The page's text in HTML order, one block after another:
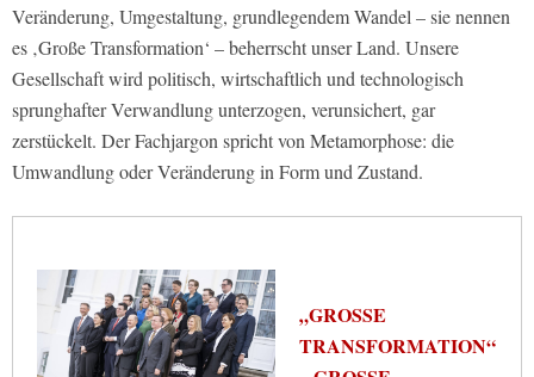
Veränderung, Umgestaltung, grundlegendem Wandel – sie nennen
es ‚Große Transformation‘ – beherrscht unser Land. Unsere
Gesellschaft wird politisch, wirtschaftlich und technologisch
sprunghafter Verwandlung unterzogen, verunsichert, gar
zerstückelt. Der Fachjargon spricht von Metamorphose: die
Umwandlung oder Veränderung in Form und Zustand.
„GROSSE T
RANSFORMATION“ –